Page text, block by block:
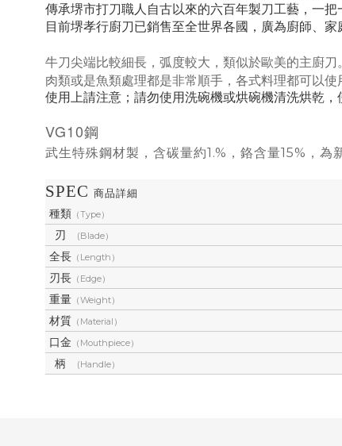
傳承堺市打刀職人自古以來的六百年製刀工藝， 一把
目前堺孝行廚刀已銷售至全世界各國，廣為廚師、家
牛刀尖端比較細長，弧度較大，類似於歐美的主廚刀。
肉類或是魚類處理都是非常順手，各式料理都可以使
使用上請注意；請勿使用洗碗機或烘碗機清洗烘乾，
VG10鋼
武生特殊鋼材製，含碳量約1.% ，鉻含量15% ，為
SPEC 商品詳細
種類 （Type）
刃 (Blade）
全長 （Length）
刃長 （Edge）
重量 （Weight）
材質 （Material）
口金 （Mouthpiece）
柄 (Handle）